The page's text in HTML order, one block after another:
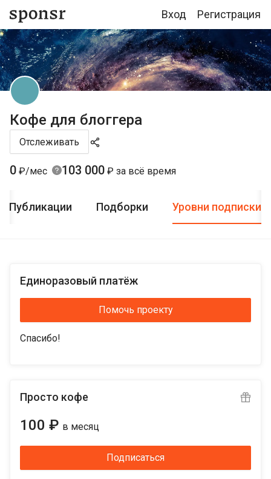
Вход Регистрация
Кофе для блоггера
Отслеживать
0 ₽/мес 103 000 ₽ за всё время
Публикации Подборки Уровни подписки
Единоразовый платёж
Помочь проекту
Спасибо!
Просто кофе
100 ₽ в месяц
Подписаться